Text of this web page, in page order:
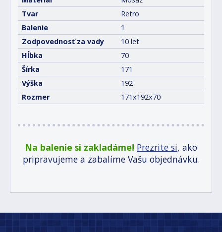
Tvar
Retro
Balenie
1
Zodpovednosť za vady
10 let
Hĺbka
70
Šírka
171
Výška
192
Rozmer
171x192x70
Na balenie si zakladáme! Prezrite si, ako
pripravujeme a zabalíme Vašu objednávku.